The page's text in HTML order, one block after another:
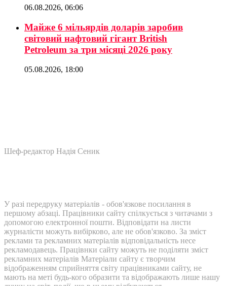
06.08.2026, 06:06
Майже 6 мільярдів доларів заробив
світовий нафтовий гігант British
Petroleum за три місяці 2026 року
05.08.2026, 18:00
Шеф-редактор Надія Сеник
У разі передруку матеріалів - обов'язкове посилання в
першому абзаці. Працівники сайту спілкується з читачами з
допомогою електронної пошти. Відповідати на листи
журналісти можуть вибірково, але не обов'язково. За зміст
реклами та рекламних матеріалів відповідальність несе
рекламодавець. Працівнки сайту можуть не поділяти зміст
рекламних матеріалів Матеріали сайту є творчим
відображенням сприйняття світу працівниками сайту, не
мають на меті будь-кого образити та відображають лише нашу